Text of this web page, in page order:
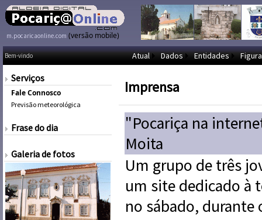
m.pocaricaonline.com (versão mobile)
Bem-vindo Atual Dados Entidades
Serviços
Fale Connosco
Previsão meteorológica
Frase do dia
Galeria de fotos
Imprensa
"Pocariça na
Moita
Um grupo de três
um site dedicado à
no sábado, durante